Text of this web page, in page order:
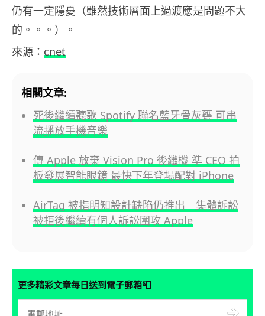
仍有一定隱憂（雖然技術層面上過渡應是問題不大
的。。。）。
來源： cnet
相關文章:
死後繼續聽歌 Spotify 聯名藍牙骨灰甕 可串
流播放手機音樂
傳 Apple 放棄 Vision Pro 後繼機 準 CEO 拍
板發展智能眼鏡 最快下年登場配對 iPhone
AirTag 被指明知設計缺陷仍推出 集體訴訟
被拒後繼續有個人訴訟圍攻 Apple
更多精彩文章每日送到電子郵箱📮